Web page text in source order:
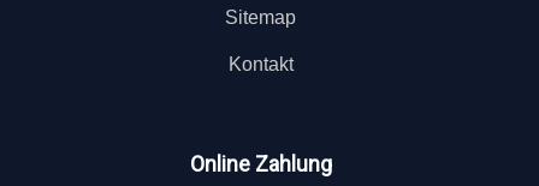
Sitemap
Kontakt
Online Zahlung